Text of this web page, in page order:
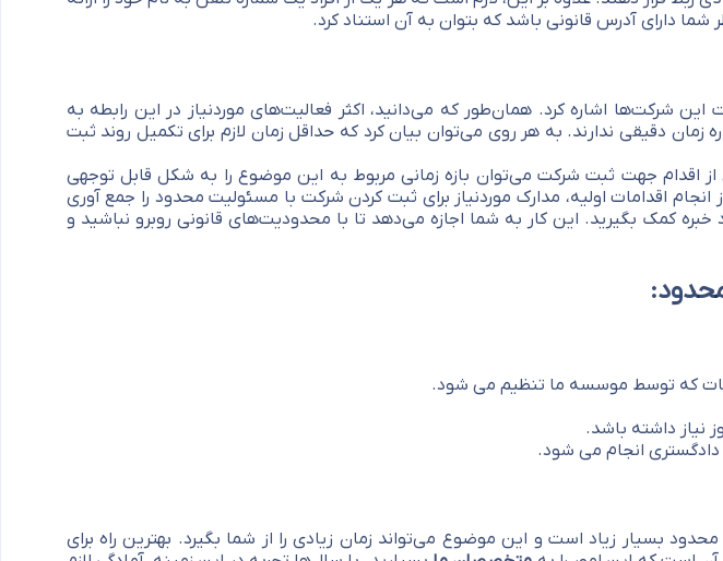
دارای آدرس قانونی باشد که بتوان به آن استناد کرد.
شرکت‌ها اشاره کرد. همان‌طور که می‌دانید، اکثر فعالیت‌های موردنیاز در این رابطه به
زمان دقیقی ندارند. به هر روی می‌توان بیان کرد که حداقل زمان لازم برای تکمیل روند ثبت
اقدام جهت ثبت شرکت می‌توان بازه زمانی مربوط به این موضوع را به شکل قابل توجهی
اقدامات اولیه، مدارک موردنیاز برای ثبت کردن شرکت با مسئولیت محدود را جمع آوری
خبره کمک بگیرید. این کار به شما اجازه می‌دهد تا با محدودیت‌های قانونی روبرو نباشید و
که توسط موسسه ما تنظیم می شود.
داشته باشد.
انجام می شود.
بسیار زیاد است و این موضوع می‌تواند زمان زیادی را از شما بگیرد. بهترین راه برای